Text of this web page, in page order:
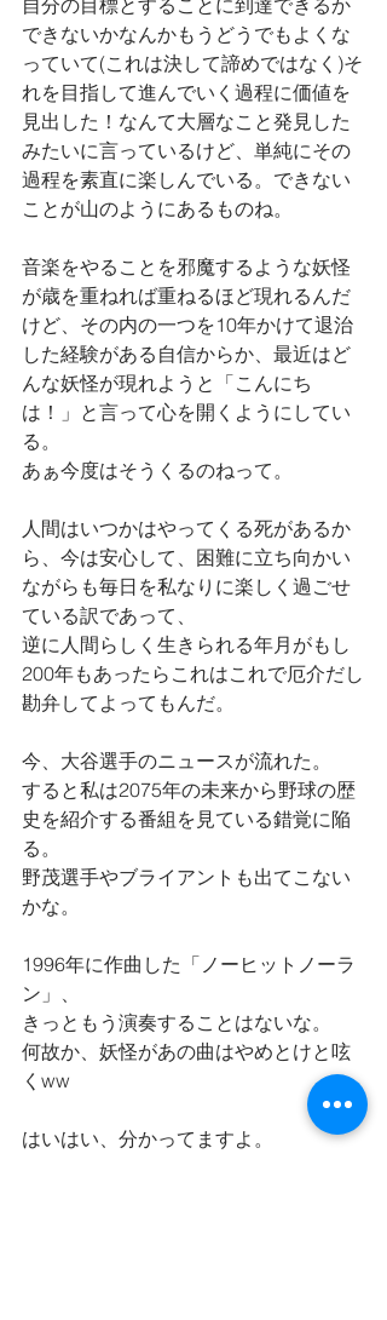
自分の目標とすることに到達できるか
できないかなんかもうどうでもよくな
っていて(これは決して諦めではなく)そ
れを目指して進んでいく過程に価値を
見出した！なんて大層なこと発見した
みたいに言っているけど、単純にその
過程を素直に楽しんでいる。できない
ことが山のようにあるものね。
音楽をやることを邪魔するような妖怪
が歳を重ねれば重ねるほど現れるんだ
けど、その内の一つを10年かけて退治
した経験がある自信からか、最近はど
んな妖怪が現れようと「こんにち
は！」と言って心を開くようにしてい
る。
あぁ今度はそうくるのねって。
人間はいつかはやってくる死があるか
ら、今は安心して、困難に立ち向かい
ながらも毎日を私なりに楽しく過ごせ
ている訳であって、
逆に人間らしく生きられる年月がもし
200年もあったらこれはこれで厄介だし
勘弁してよってもんだ。
今、大谷選手のニュースが流れた。
すると私は2075年の未来から野球の歴
史を紹介する番組を見ている錯覚に陥
る。
野茂選手やブライアントも出てこない
かな。
1996年に作曲した「ノーヒットノーラ
ン」、
きっともう演奏することはないな。
何故か、妖怪があの曲はやめとけと呟
くww
はいはい、分かってますよ。